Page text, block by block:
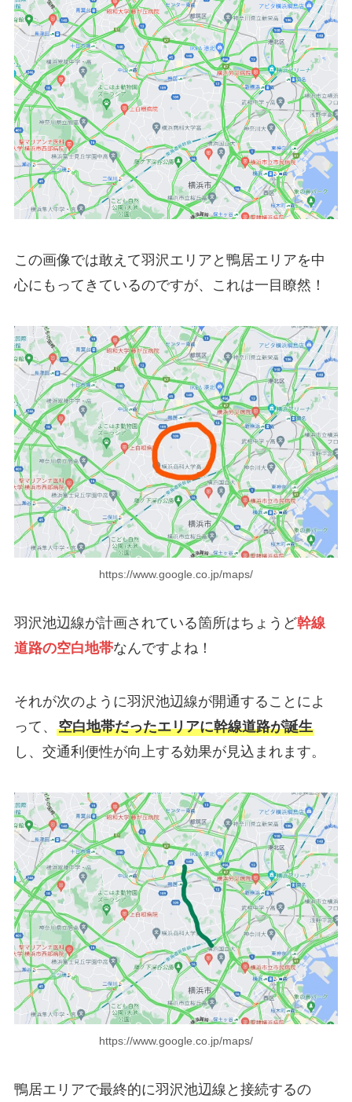
この画像では敢えて羽沢エリアと鴨居エリアを中
心にもってきているのですが、これは一目瞭然！
https://www.google.co.jp/maps/
羽沢池辺線が計画されている箇所はちょうど幹線
道路の空白地帯なんですよね！
それが次のように羽沢池辺線が開通することによ
って、 空白地帯だったエリアに幹線道路が誕生
し、交通利便性が向上する効果が見込まれます。
https://www.google.co.jp/maps/
鴨居エリアで最終的に羽沢池辺線と接続するの